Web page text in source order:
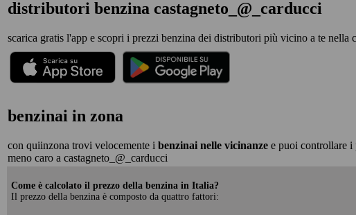
distributori benzina castagneto_@_carducci
scarica gratis l'app e scopri i prezzi benzina dei distributori più vicino a te nella
benzinai in zona
con quiinzona trovi velocemente i benzinai nelle vicinanze e puoi controllare i
meno caro a castagneto_@_carducci
Come è calcolato il prezzo della benzina in Italia?
Il prezzo della benzina è composto da quattro fattori: